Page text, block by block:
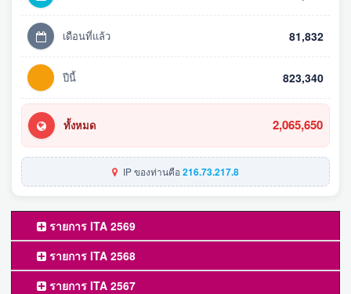
เดือนที่แล้ว 81,832
ปีนี้ 823,340
ทั้งหมด 2,065,650
IP ของท่านคือ216.73.217.8
รายการ ITA 2569
รายการ ITA 2568
รายการ ITA 2567